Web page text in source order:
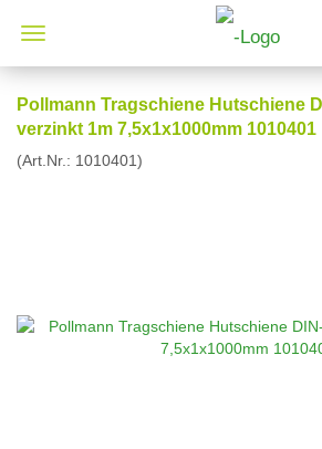
Pollmann Tragschiene Hutschiene
verzinkt 1m 7,5x1x1000mm 1010401
(Art.Nr.: 1010401)